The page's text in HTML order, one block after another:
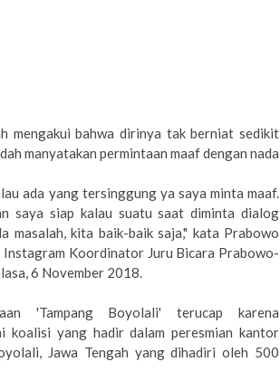
mengakui bahwa dirinya tak berniat sedikit
manyatakan permintaan maaf dengan nada
ada yang tersinggung ya saya minta maaf.
saya siap kalau suatu saat diminta dialog
masalah, kita baik-baik saja," kata Prabowo
Instagram Koordinator Juru Bicara Prabowo-
6 November 2018.
'Tampang Boyolali' terucap karena
koalisi yang hadir dalam peresmian kantor
Jawa Tengah yang dihadiri oleh 500